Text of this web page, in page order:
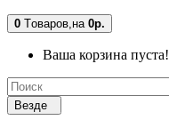
0 Tоваров,на 0р.
Ваша корзина пуста!
Везде